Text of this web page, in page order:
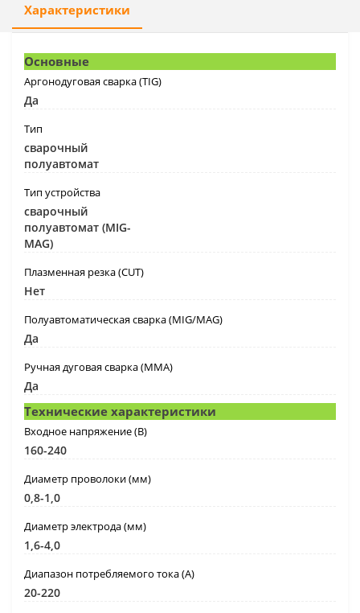
Характеристики
Основные
Аргонодуговая сварка (TIG)
Да
Тип
сварочный
полуавтомат
Тип устройства
сварочный
полуавтомат (MIG-
MAG)
Плазменная резка (CUT)
Нет
Полуавтоматическая сварка (MIG/MAG)
Да
Ручная дуговая сварка (MMA)
Да
Технические характеристики
Входное напряжение (B)
160-240
Диаметр проволоки (мм)
0,8-1,0
Диаметр электрода (мм)
1,6-4,0
Диапазон потребляемого тока (А)
20-220